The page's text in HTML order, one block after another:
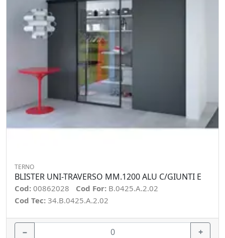
TERNO
BLISTER UNI-TRAVERSO MM.1200 ALU C/GIUNTI E
Cod: 00862028 Cod For: B.0425.A.2.02
Cod Tec: 34.B.0425.A.2.02
− +